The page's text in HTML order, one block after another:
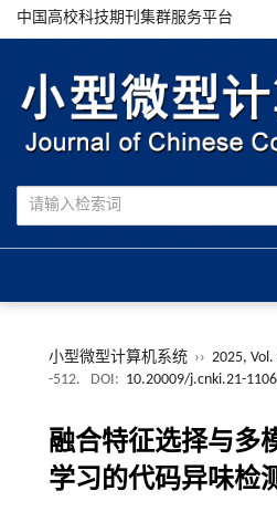
中国高校科技期刊集群服务平台
小型微型计算机系统 ›› 2025, Vol.
-512.
DOI: 10.20009/j.cnki.21-
融合特征选择与多
学习的代码异味检